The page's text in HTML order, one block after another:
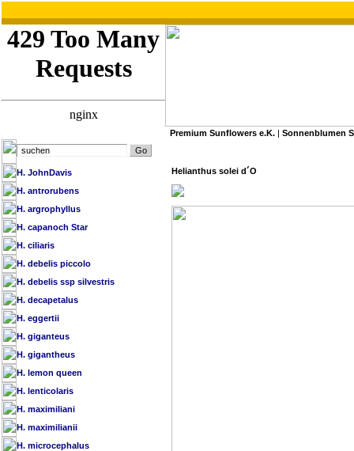
Premium Sunflowers e.K. | Sonnenblumen
H. JohnDavis
H. antrorubens
H. argrophyllus
H. capanoch Star
H. ciliaris
H. debelis piccolo
H. debelis ssp silvestris
H. decapetalus
H. eggertii
H. giganteus
H. gigantheus
H. lemon queen
H. lenticolaris
H. maximiliani
H. maximilianii
H. microcephalus
Helianthus solei d´O